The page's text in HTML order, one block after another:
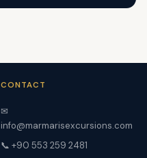
CONTACT
✉
info@marmarisexcursions.com
📞 +90 553 259 2481